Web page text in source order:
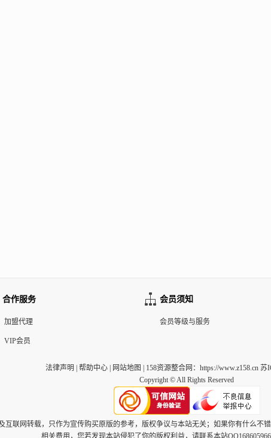
合作服务
加盟代理
VIP会员
会员须知
会员等级与服务
法律声明 帮助中心 网站地图 158资源整合网 ：https://www.z158.cn 苏
Copyright © All Rights Reserved
互联网转载，只作为宣传购买原版的参考，版权争议与本站无关；如果你有什么
相关费用，您若发现本站侵犯了你的版权利益，请联系本站